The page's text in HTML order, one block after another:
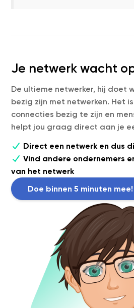
Je netwerk wacht
De ultieme netwerker, hij doet
bezig zijn met netwerken. Het
connecties bezig te zijn en
helpt jou graag direct aan je
Direct een netwerk en dus
Vind andere ondernemers
van het netwerk
Doe binnen 5 minuten mee!